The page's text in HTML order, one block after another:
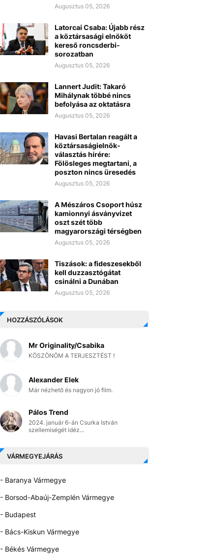
Augusztus 05, 2026
Latorcai Csaba: Újabb rész
a köztársasági elnököt
kereső roncsderbi-
sorozatban
Augusztus 05, 2026
Lannert Judit: Takaró
Mihálynak többé nincs
befolyása az oktatásra
Augusztus 05, 2026
Havasi Bertalan reagált a
köztársaságielnök-
választás hírére:
Fölösleges megtartani, a
poszton nincs üresedés
Augusztus 05, 2026
A Mészáros Csoport húsz
kamionnyi ásványvizet
oszt szét több
magyarországi térségben
Augusztus 05, 2026
Tiszások: a fideszesekből
kell duzzasztógátat
csinálni a Dunában
Augusztus 05, 2026
HOZZÁSZÓLÁSOK
Mr Originality/Csabika
KÖSZÖNÖM A TERJESZTÉST !
Alexander Elek
Már nézhető és nagyon jó film.
Pálos Trend
2024. január 6-án Csurka István
szellemiségét idéz...
VÁRMEGYEJÁRÁS
- Baranya Vármegye
- Borsod-Abaúj-Zemplén Vármegye
- Budapest
- Bács-Kiskun Vármegye
- Békés Vármegye